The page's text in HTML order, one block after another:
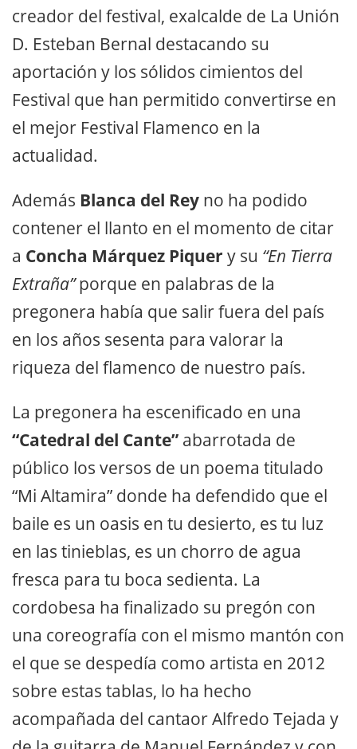
creador del festival, exalcalde de La Unión
D. Esteban Bernal destacando su
aportación y los sólidos cimientos del
Festival que han permitido convertirse en
el mejor Festival Flamenco en la
actualidad.
Además Blanca del Rey no ha podido
contener el llanto en el momento de citar
a Concha Márquez Piquer y su “En Tierra
Extraña”porque en palabras de la
pregonera había que salir fuera del país
en los años sesenta para valorar la
riqueza del flamenco de nuestro país.
La pregonera ha escenificado en una
“Catedral del Cante” abarrotada de
público los versos de un poema titulado
“Mi Altamira” donde ha defendido que el
baile es un oasis en tu desierto, es tu luz
en las tinieblas, es un chorro de agua
fresca para tu boca sedienta. La
cordobesa ha finalizado su pregón con
una coreografía con el mismo mantón con
el que se despedía como artista en 2012
sobre estas tablas, lo ha hecho
acompañada del cantaor Alfredo Tejada y